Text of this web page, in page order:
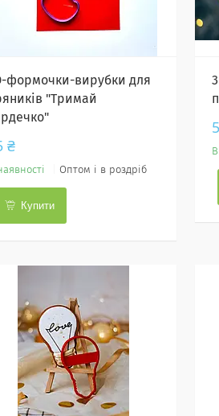
формочки-вирубки для
"Тримай
₴
Оптом і в роздріб
Купити